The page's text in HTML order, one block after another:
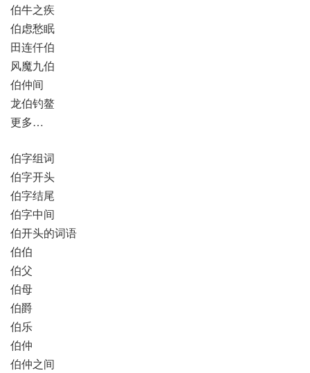
伯牛之疾
伯虑愁眠
田连仟伯
风魔九伯
伯仲间
龙伯钓鳌
更多…
伯字组词
伯字开头
伯字结尾
伯字中间
伯开头的词语
伯伯
伯父
伯母
伯爵
伯乐
伯仲
伯仲之间